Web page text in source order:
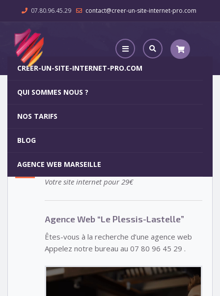
07.80.96.45.29 contact@creer-un-site-internet-pro.com
CREER-UN-SITE-INTERNET-PRO.COM
QUI SOMMES NOUS ?
NOS TARIFS
BLOG
AGENCE WEB MARSEILLE
Agence Web “Le Plessis-Lastelle”
5
Votre site internet pour 29€
Agence Web “Le Plessis-Lastelle”
Êtes-vous à la recherche d’une agence web
Appelez notre bureau au 07 80 96 45 29 .